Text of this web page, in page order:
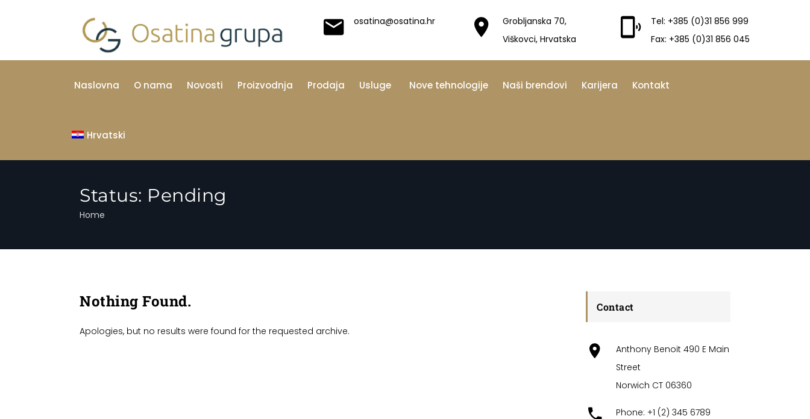
osatina@osatina.hr
Grobljanska 70,
Viškovci, Hrvatska
Tel: +385 (0)31 856 999
Fax: +385 (0)31 856 045
Naslovna O nama Novosti Proizvodnja Prodaja Usluge Nove tehnologije Naši brendovi Karijera Kontakt
Hrvatski
Status: Pending
Home
Nothing Found.
Apologies, but no results were found for the requested archive.
Contact
Anthony Benoit 490 E Main
Street
Norwich CT 06360
Phone: +1 (2) 345 6789